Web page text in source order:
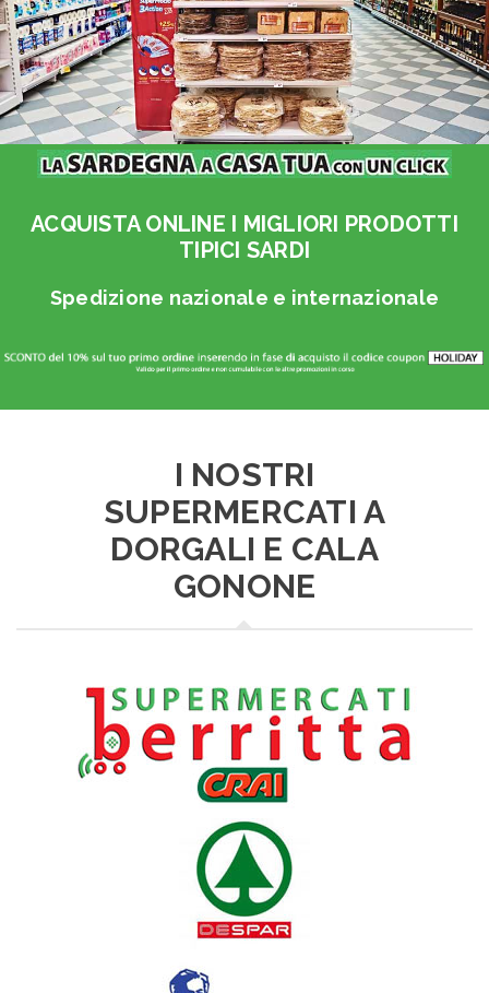
ACQUISTA ONLINE I MIGLIORI PRODOTTI
TIPICI SARDI
Spedizione nazionale e internazionale
I NOSTRI
SUPERMERCATI A
DORGALI E CALA
GONONE